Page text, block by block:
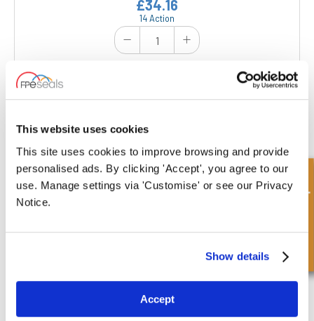
This website uses cookies
This site uses cookies to improve browsing and provide
personalised ads. By clicking 'Accept', you agree to our
use. Manage settings via 'Customise' or see our Privacy
Notice.
Show details
Accept
14 Action
£34.16
ORK BOX H VITON
7 Action
£106.07
ORK-FACE KIT
en 8 tailles différentes pour une large gamme d'ajustements (section
Demande rapide